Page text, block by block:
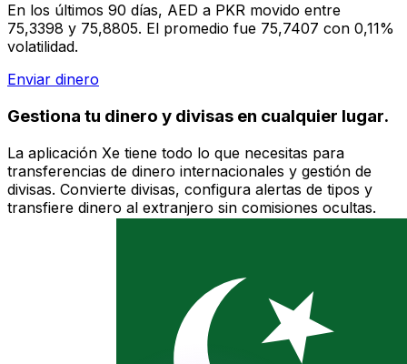
En los últimos 90 días, AED a PKR movido entre
75,3398 y 75,8805. El promedio fue 75,7407 con 0,11%
volatilidad.
Enviar dinero
Gestiona tu dinero y divisas en cualquier lugar.
La aplicación Xe tiene todo lo que necesitas para
transferencias de dinero internacionales y gestión de
divisas. Convierte divisas, configura alertas de tipos y
transfiere dinero al extranjero sin comisiones ocultas.